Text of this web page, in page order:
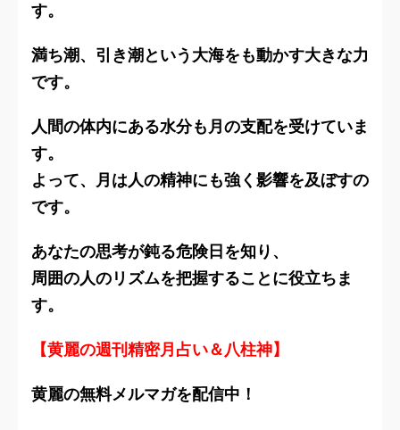
す。
満ち潮、引き潮という大海をも動かす大きな力
です。
人間の体内にある水分も月の支配を受けていま
す。
よって、月は人の精神にも強く影響を及ぼすの
です。
あなたの思考が鈍る危険日を知り、
周囲の人のリズムを把握することに役立ちま
す。
【黄麗の週刊精密月占い＆八柱神】
黄麗の無料メルマガを配信中！